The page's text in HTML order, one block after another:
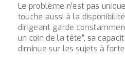
Le problème n’est pas
touche aussi à la
dirigeant garde
un coin de la tête”, sa
diminue sur les sujets à